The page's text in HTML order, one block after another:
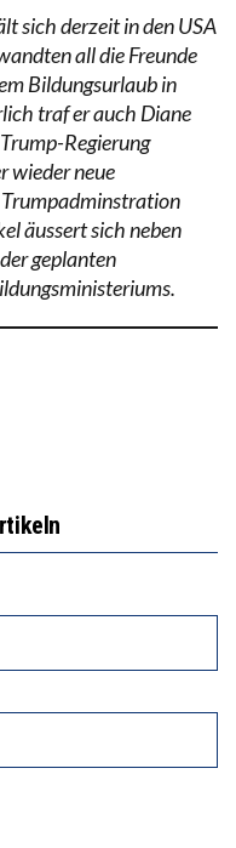
sich derzeit in den USA
all die Freunde
Bildungsurlaub in
traf er auch Diane
Regierung
wieder neue
äussert sich neben
geplanten